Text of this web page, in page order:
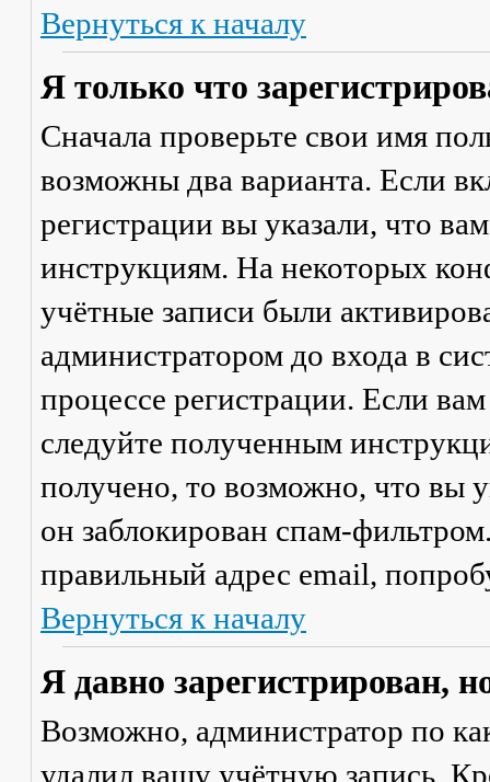
Вернуться к началу
Я только что
Сначала проверьте свои имя
возможны два варианта. Если
регистрации вы указали, что
инструкциям. На некоторых
учётные записи были
администратором до входа в
процессе регистрации. Если
следуйте полученным
получено, то возможно, что вы
он заблокирован спам-
правильный адрес email,
Вернуться к началу
Я давно зарегистрирован,
Возможно, администратор по
удалил вашу учётную запись.